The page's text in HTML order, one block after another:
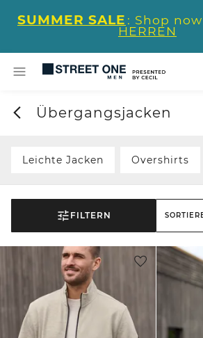
SUMMER SALE : Shop
HERREN
Übergangsjacken
Leichte Jacken Overshirts
FILTERN